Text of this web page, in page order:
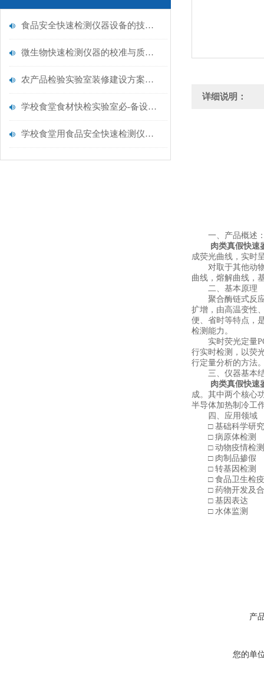
食品安全快速检测仪器设备的技术演进与应用场景
微生物快速检测仪器的校准与质控：保证结果准确性的黄金法则
农产品检验实验室装修建设方案仪器配置清单@云唐仪器
学校食堂食材快检实验室必-备设备清单【云唐仪器推荐】
学校食堂用食品安全快速检测仪器【行业推荐】云唐食品安全检测仪
详细说明：
一、产品概述
肉类真假快速
成荧光曲线，实时
对取于其他动物
曲线，熔解曲线，
二、基本原理
聚合酶链式反应
扩增，由高温变性
便、省时等特点，
检测能力。
实时荧光定量
行实时检测，以荧
行定量分析的方法
三、仪器基本
肉类真假快速
成。其中两个核心
半导体加热制冷工
四、应用领域
□ 基础科学研究
□ 病原体检测
□ 动物疫情检测
□ 肉制品掺假
□ 转基因检测
□ 食品卫生检疫
□ 药物开发及合
□ 基因表达
□ 水体监测
产
您的单